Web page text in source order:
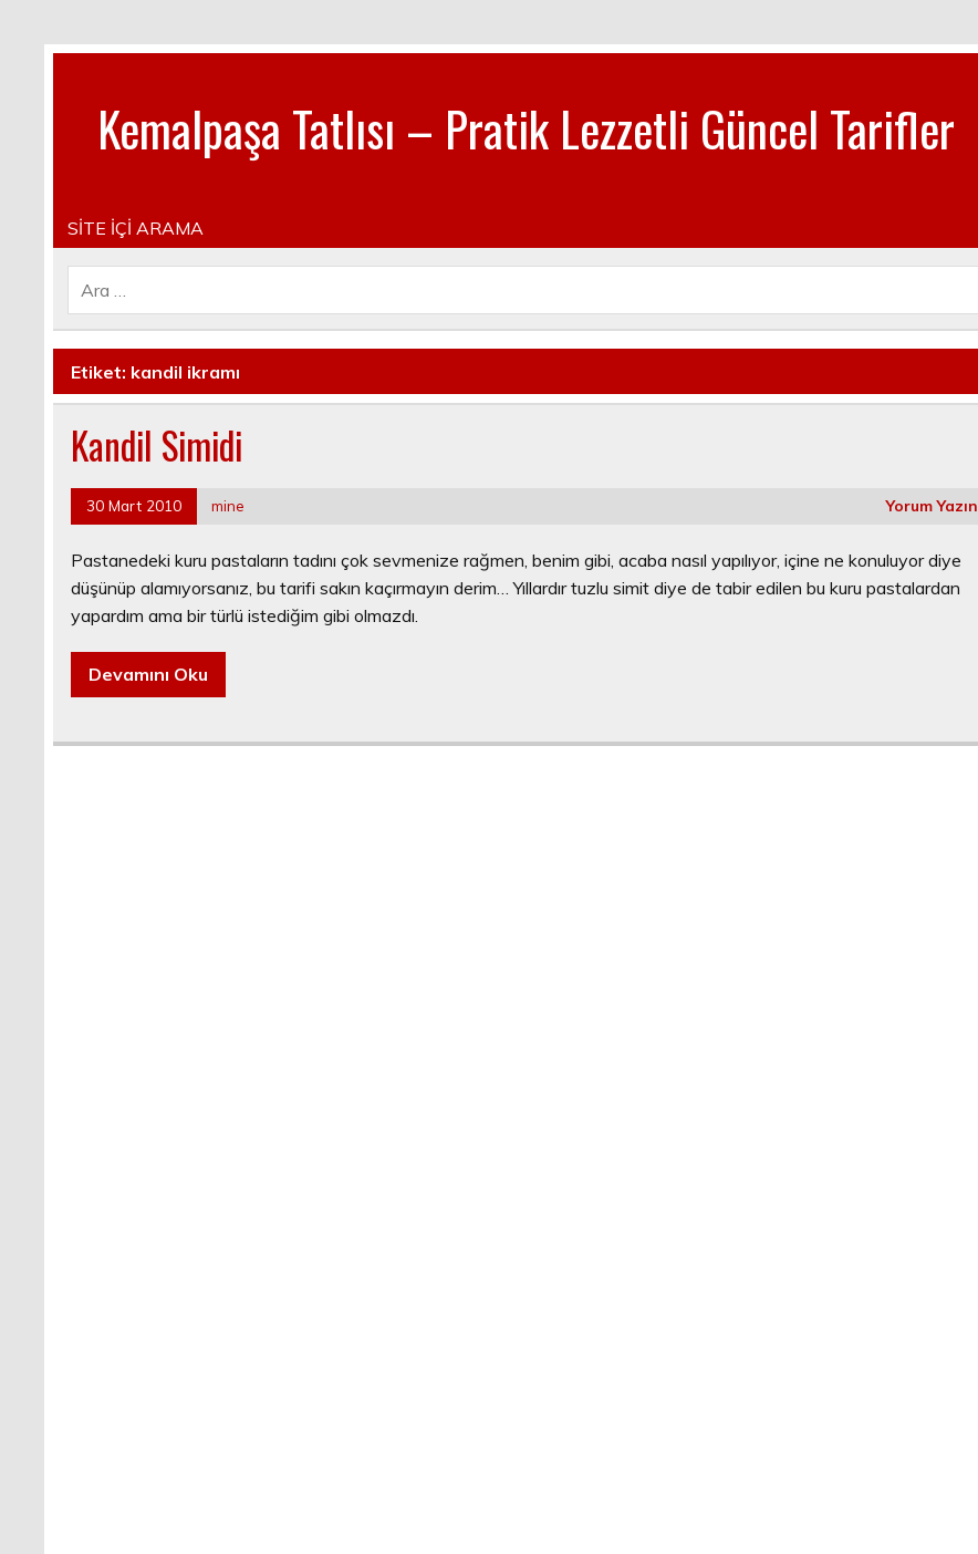
Kemalpaşa Tatlısı – Pratik Lezzetli Güncel Tarifler
SİTE İÇİ ARAMA
Etiket: kandil ikramı
Kandil Simidi
30 Mart 2010 mine Yorum Yazın
Pastanedeki kuru pastaların tadını çok sevmenize rağmen, benim gibi, acaba nasıl yapılıyor, içine ne konuluyor diye
düşünüp alamıyorsanız, bu tarifi sakın kaçırmayın derim… Yıllardır tuzlu simit diye de tabir edilen bu kuru pastalardan
yapardım ama bir türlü istediğim gibi olmazdı.
Devamını Oku